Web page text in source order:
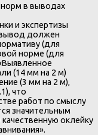
норм в выводах
и экспертизы
должен
(для
норме (для
(14 мм на 2 м)
(3 мм на 2 м),
что
работ по смыслу
значительным
оклейку